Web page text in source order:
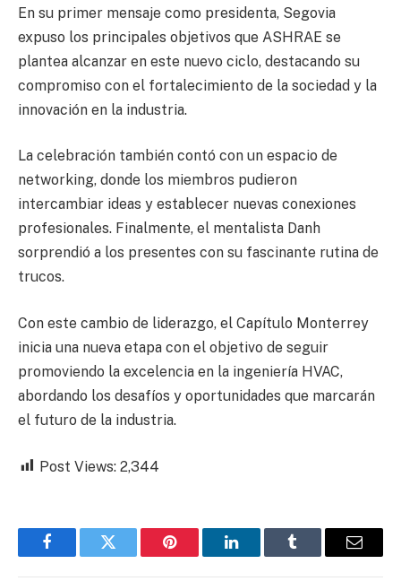
En su primer mensaje como presidenta, Segovia
expuso los principales objetivos que ASHRAE se
plantea alcanzar en este nuevo ciclo, destacando su
compromiso con el fortalecimiento de la sociedad y la
innovación en la industria.
La celebración también contó con un espacio de
networking, donde los miembros pudieron
intercambiar ideas y establecer nuevas conexiones
profesionales. Finalmente, el mentalista Danh
sorprendió a los presentes con su fascinante rutina de
trucos.
Con este cambio de liderazgo, el Capítulo Monterrey
inicia una nueva etapa con el objetivo de seguir
promoviendo la excelencia en la ingeniería HVAC,
abordando los desafíos y oportunidades que marcarán
el futuro de la industria.
Post Views: 2,344
FacebookTwitter Pinterest LinkedInTumblr Email